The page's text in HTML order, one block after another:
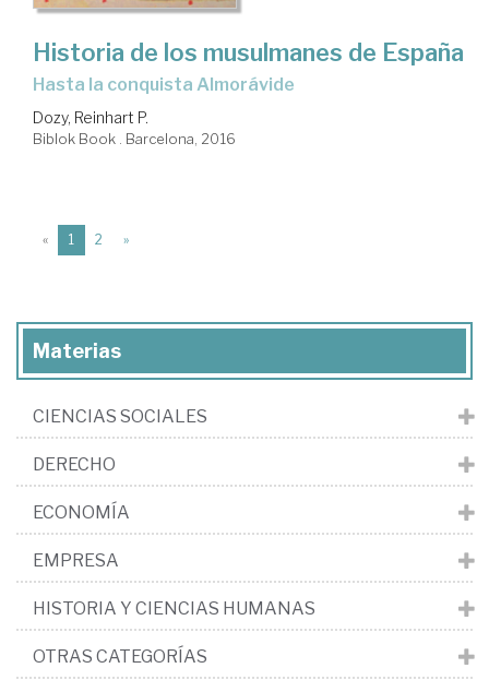
Historia de los musulmanes de España
hasta la conquista Almorávide
Dozy, Reinhart P.
Biblok Book . Barcelona, 2016
« 1 (current)
2 »
Materias
CIENCIAS SOCIALES
DERECHO
ECONOMÍA
EMPRESA
HISTORIA Y CIENCIAS HUMANAS
OTRAS CATEGORÍAS